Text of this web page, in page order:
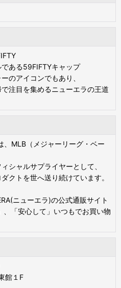
ある59FIFTYキャップ
のアイコンでもあり、
注目を集めるニューエラの王道
MLB（メジャーリーグ・ベー
シャルサプライヤーとして、
クトを世へ送り続けています。
ニューエラ)の公式通販サイト
「安心して」いつもでお買い物
館１F